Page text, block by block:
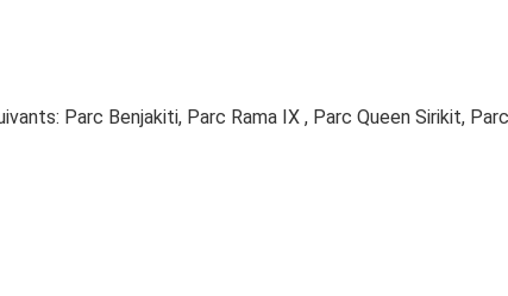
Parc Benjakiti, Parc Rama IX , Parc Queen Sirikit, Parc